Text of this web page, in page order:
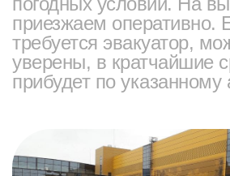
приезжаем оперативно.
требуется эвакуатор,
уверены, в кратчайшие
прибудет по указанному